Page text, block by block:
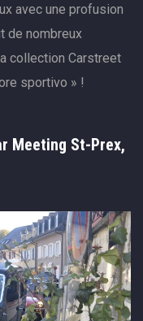
avec une profusion
de nombreux
collection Carstreet
sportivo » !
Meeting St-Prex,